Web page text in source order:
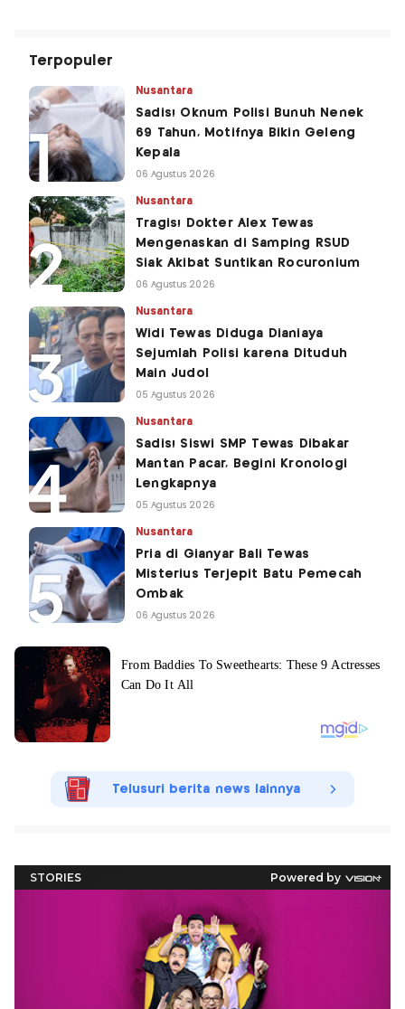
Terpopuler
Nusantara
Sadis! Oknum Polisi Bunuh Nenek
69 Tahun, Motifnya Bikin Geleng
Kepala
06 Agustus 2026
Nusantara
Tragis! Dokter Alex Tewas
Mengenaskan di Samping RSUD
Siak Akibat Suntikan Rocuronium
06 Agustus 2026
Nusantara
Widi Tewas Diduga Dianiaya
Sejumlah Polisi karena Dituduh
Main Judol
05 Agustus 2026
Nusantara
Sadis! Siswi SMP Tewas Dibakar
Mantan Pacar, Begini Kronologi
Lengkapnya
05 Agustus 2026
Nusantara
Pria di Gianyar Bali Tewas
Misterius Terjepit Batu Pemecah
Ombak
06 Agustus 2026
Telusuri berita news lainnya